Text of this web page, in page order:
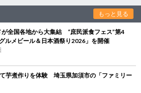
もっと見る
が全国各地から大集結 “庶民派食フェス”第4
ルメビール＆日本酒祭り2026」を開催
芋煮作りを体験 埼玉県加須市の「ファミリー